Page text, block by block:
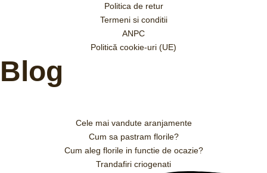
Politica de retur
Termeni si conditii
ANPC
Politică cookie-uri (UE)
Blog
Cele mai vandute aranjamente
Cum sa pastram florile?
Cum aleg florile in functie de ocazie?
Trandafiri criogenati